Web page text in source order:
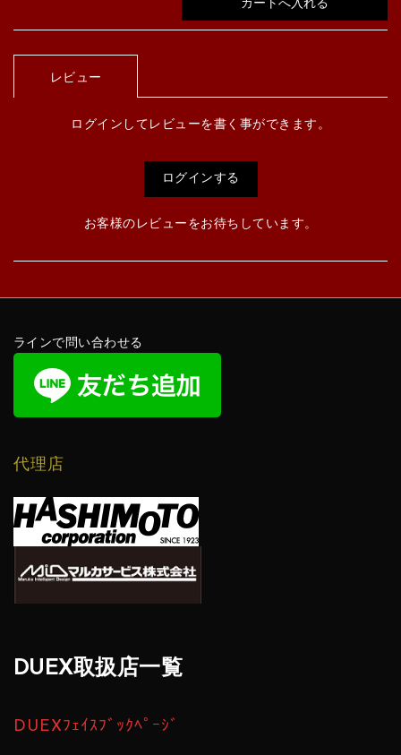
レビュー
ログインしてレビューを書く事ができます。
ログインする
お客様のレビューをお待ちしています。
ラインで問い合わせる
代理店
DUEX取扱店一覧
DUEXﾌｪｲｽﾌﾞｯｸﾍﾟｰｼﾞ